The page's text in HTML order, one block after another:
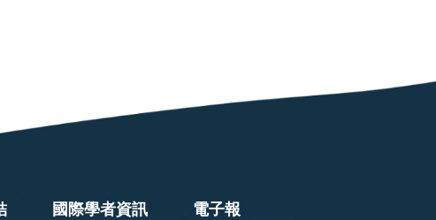
國際學者資訊 電子報